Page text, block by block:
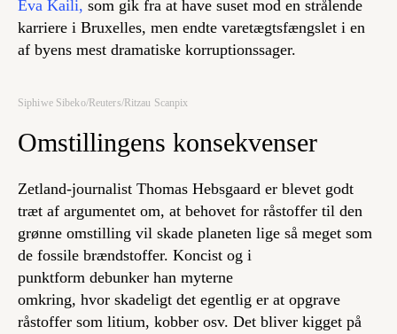
Eva Kaili, som gik fra at have suset mod en strålende
karriere i Bruxelles, men endte varetægtsfængslet i en
af byens mest dramatiske korruptionssager.
Siphiwe Sibeko/Reuters/Ritzau Scanpix
Omstillingens konsekvenser
Zetland-journalist Thomas Hebsgaard er blevet godt
træt af argumentet om, at behovet for råstoffer til den
grønne omstilling vil skade planeten lige så meget som
de fossile brændstoffer. Koncist og i
punktform debunker han myterne
omkring, hvor skadeligt det egentlig er at opgrave
råstoffer som litium, kobber osv. Det bliver kigget på